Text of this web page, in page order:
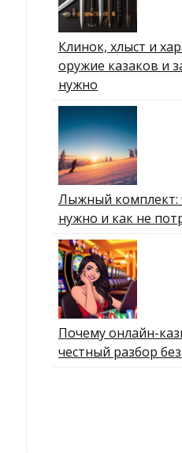
Клинок, хлыст и
оружие казаков и
нужно
Лыжный комплект:
нужно и как не
Почему онлайн-
честный разбор